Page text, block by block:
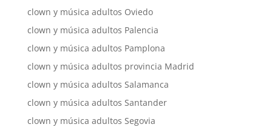
clown y música adultos Oviedo
clown y música adultos Palencia
clown y música adultos Pamplona
clown y música adultos provincia Madrid
clown y música adultos Salamanca
clown y música adultos Santander
clown y música adultos Segovia